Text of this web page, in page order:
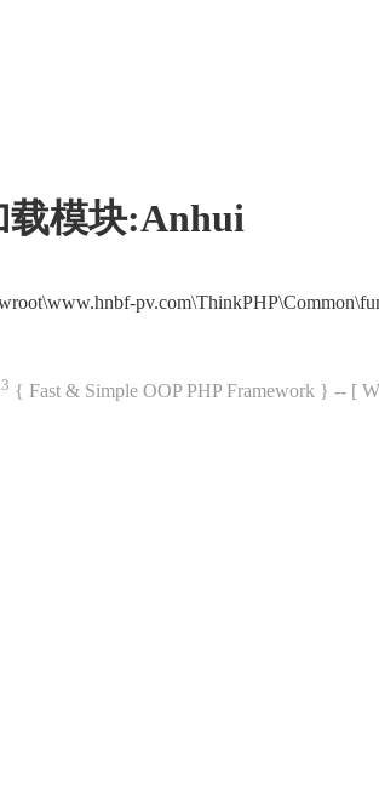
载模块:Anhui
{ Fast & Simple OOP PHP Framework } -- [